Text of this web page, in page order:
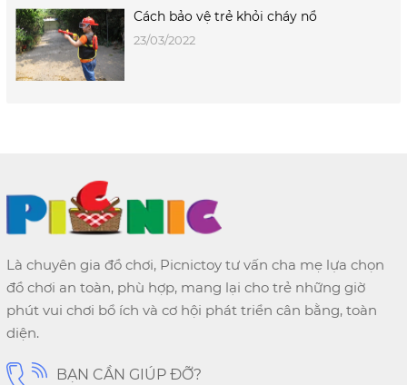
Cách bảo vệ trẻ khỏi cháy nổ
23/03/2022
Là chuyên gia đồ chơi, Picnictoy tư vấn cha mẹ lựa chọn
đồ chơi an toàn, phù hợp, mang lại cho trẻ những giờ
phút vui chơi bổ ích và cơ hội phát triển cân bằng, toàn
diện.
BẠN CẦN GIÚP ĐỠ?